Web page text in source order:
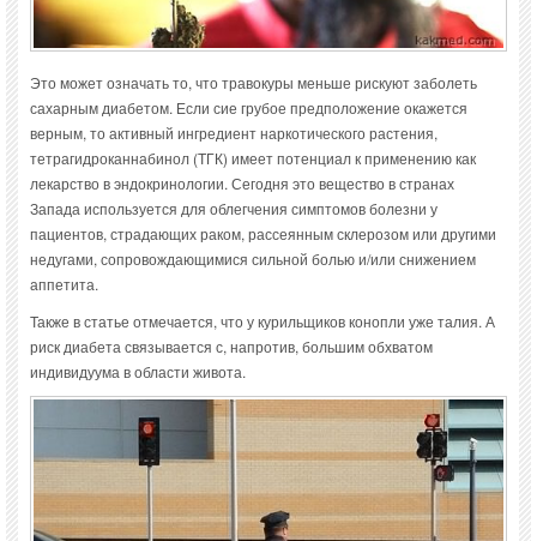
Это может означать то, что травокуры меньше рискуют заболеть
сахарным диабетом. Если сие грубое предположение окажется
верным, то активный ингредиент наркотического растения,
тетрагидроканнабинол (ТГК) имеет потенциал к применению как
лекарство в эндокринологии. Сегодня это вещество в странах
Запада используется для облегчения симптомов болезни у
пациентов, страдающих раком, рассеянным склерозом или другими
недугами, сопровождающимися сильной болью и/или снижением
аппетита.
Также в статье отмечается, что у курильщиков конопли уже талия. А
риск диабета связывается с, напротив, большим обхватом
индивидуума в области живота.